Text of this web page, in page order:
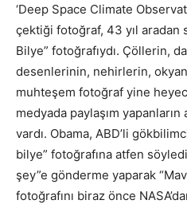
‘Deep Space Climate
çektiği fotoğraf, 43 yıl aradan
Bilye” fotoğrafıydı. Çöllerin,
desenlerinin, nehirlerin,
muhteşem fotoğraf yine
medyada paylaşım yapanların
vardı. Obama, ABD’li
bilye” fotoğrafına atfen
şey”e gönderme yaparak
fotoğrafını biraz önce